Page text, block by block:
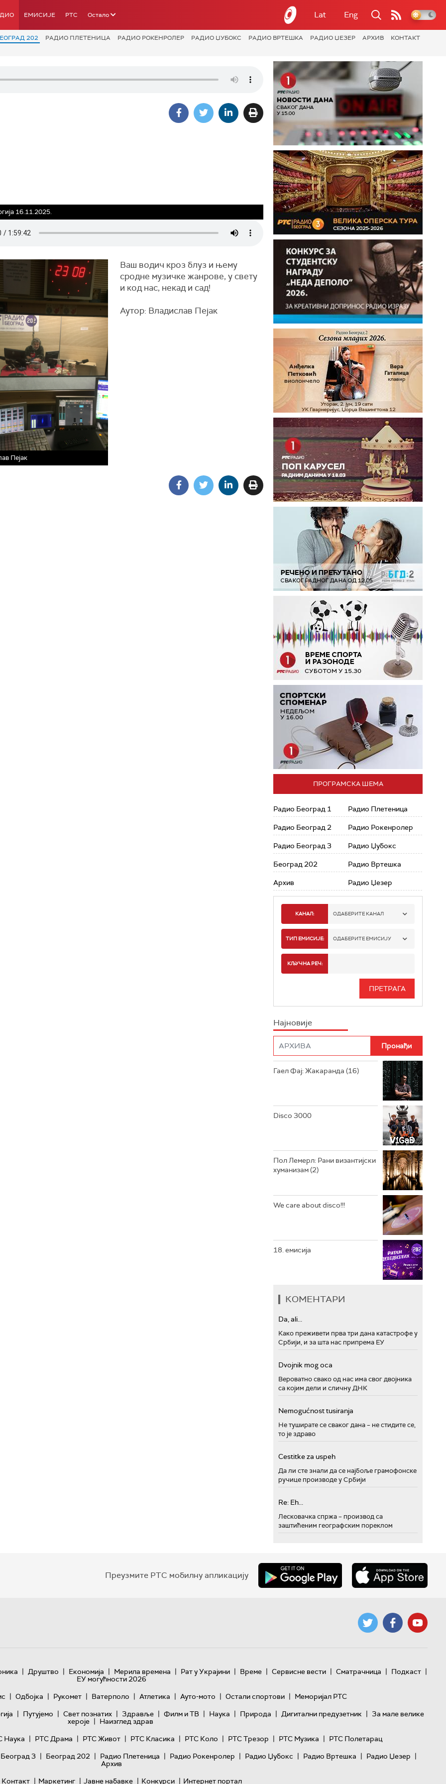
ЕМИСИЈЕ РТС Остало Lat Eng
202 РАДИО ПЛЕТЕНИЦА РАДИО РОКЕНРОЛЕР РАДИО ЏУБОКС РАДИО ВРТЕШКА РАДИО ЏЕЗЕР АРХИВ
КОНТАКТ
16.11.2025.
Пејак
Ваш водич кроз блуз и њему
сродне музичке жанрове, у свету
и код нас, некад и сад!
Аутор: Владислав Пејак
ПРОГРАМСКА ШЕМА
Радио Београд 1
Радио Београд 2
Радио Београд 3
Београд 202
Архив
Радио Плетеница
Радио Рокенролер
Радио Џубокс
Радио Вртешка
Радио Џезер
КАНАЛ: ОДАБЕРИТЕ КАНАЛ
РАДИО БЕОГРАД 1
РАДИО БЕОГРАД 3
РАДИО РОКЕНРОЛЕР
РАДИО ЏУБОКС
РАДИО ВРТЕШКА
РАДИО ЏЕЗЕР
ТИП ЕМИСИЈЕ: ОДАБЕРИТЕ ЕМИСИЈУ
ИНФО
КЉУЧНА РЕЧ:
Најновије
Гаел Фај: Жакаранда (16)
Disco 3000
Пол Лемерл: Рани византијски
хуманизам (2)
We care about disco!!!
18. емисија
КОМЕНТАРИ
Da, ali...
Како преживети прва три дана катастрофе у
Србији, и за шта нас припрема ЕУ
Dvojnik mog oca
Вероватно свако од нас има свог двојника
са којим дели и сличну ДНК
Nemogućnost tusiranja
Не туширате се сваког дана – не стидите се,
то је здраво
Cestitke za uspeh
Да ли сте знали да се најбоље грамофонске
ручице производе у Србији
Re: Eh...
Лесковачка спржа – производ са
заштићеним географским пореклом
Преузмите РТС мобилну апликацију
| Друштво | Економија | Мерила времена | Рат у Украјини | Време | Сервисне вести | Сматрачница | Подкаст |
ЕУ могућности 2026
| Одбојка | Рукомет | Ватерполо | Атлетика | Ауто-мото | Остали спортови | Меморијал РТС
| Путујемо | Свет познатих | Здравље | Филм и ТВ | Наука | Природа | Дигитални предузетник | За мале велике
хероје | Наизглед здрав
Наука | РТС Драма | РТС Живот | РТС Класика | РТС Коло | РТС Трезор | РТС Музика | РТС Полетарац
3 | Београд 202 | Радио Плетеница | Радио Рокенролер | Радио Џубокс | Радио Вртешка | Радио Џезер |
Архив
Контакт | Маркетинг | Јавне набавке | Конкурси | Интернет портал